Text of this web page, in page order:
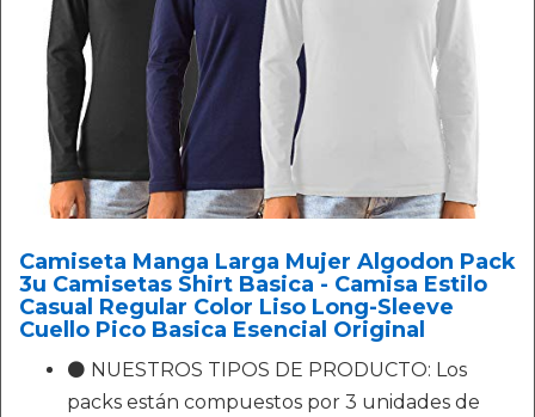
Camiseta Manga Larga Mujer Algodon Pack
3u Camisetas Shirt Basica - Camisa Estilo
Casual Regular Color Liso Long-Sleeve
Cuello Pico Basica Esencial Original
⚫ NUESTROS TIPOS DE PRODUCTO: Los
packs están compuestos por 3 unidades de